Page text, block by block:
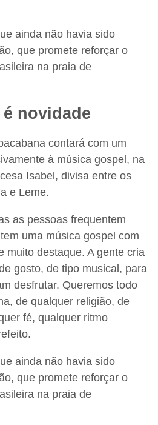
ainda não havia sido
que promete reforçar o
na praia de
novidade
contará com um
à música gospel, na
Isabel, divisa entre os
e Leme.
as pessoas frequentem
uma música gospel com
muito destaque. A gente cria
gosto, de tipo musical, para
desfrutar. Queremos todo
de qualquer religião, de
fé, qualquer ritmo
ainda não havia sido
que promete reforçar o
na praia de